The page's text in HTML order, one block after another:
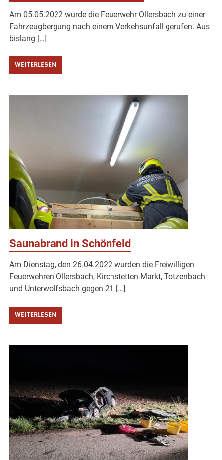
Am 05.05.2022 wurde die Feuerwehr Ollersbach zu einer
Fahrzeugbergung nach einem Verkehsunfall gerufen. Aus
bislang […]
WEITERLESEN
Saunabrand in Schönfeld
Am Dienstag, den 26.04.2022 wurden die Freiwilligen
Feuerwehren Ollersbach, Kirchstetten-Markt, Totzenbach
und Unterwolfsbach gegen 21 […]
WEITERLESEN